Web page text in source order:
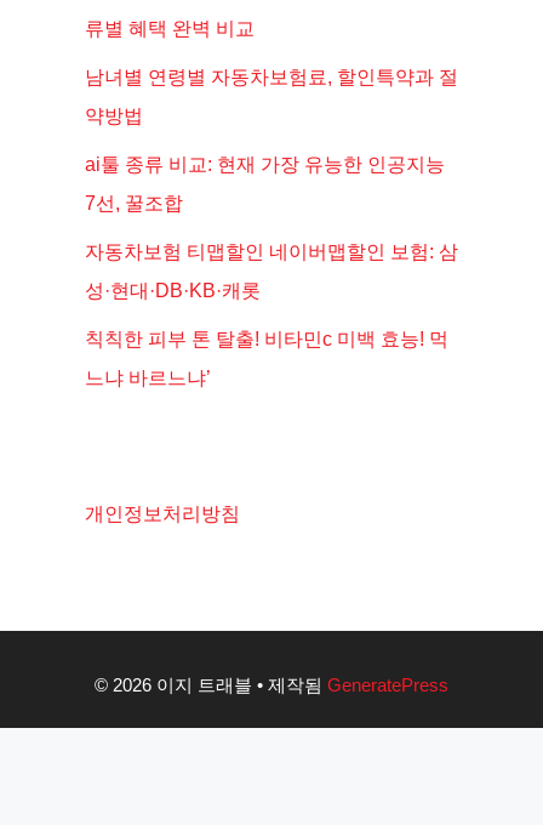
류별 혜택 완벽 비교
남녀별 연령별 자동차보험료, 할인특약과 절
약방법
ai툴 종류 비교: 현재 가장 유능한 인공지능
7선, 꿀조합
자동차보험 티맵할인 네이버맵할인 보험: 삼
성·현대·DB·KB·캐롯
칙칙한 피부 톤 탈출! 비타민c 미백 효능! 먹
느냐 바르느냐’
개인정보처리방침
© 2026 이지 트래블 • 제작됨 GeneratePress